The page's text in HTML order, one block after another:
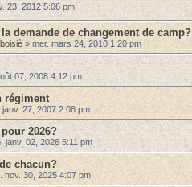
23, 2012 5:06 pm
la demande de changement de camp?
» mer. mars 24, 2010 1:20 pm
07, 2008 4:12 pm
régiment
janv. 27, 2007 2:08 pm
2026?
janv. 02, 2026 5:11 pm
chacun?
nov. 30, 2025 4:07 pm